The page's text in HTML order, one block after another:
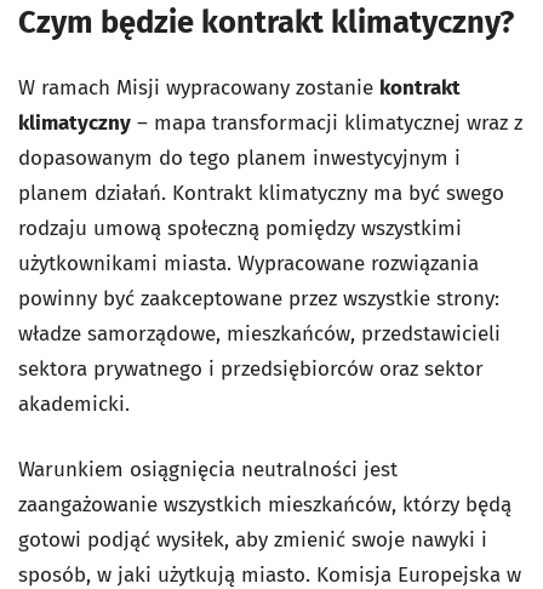
Czym będzie kontrakt klimatyczny?
W ramach Misji wypracowany zostanie kontrakt
klimatyczny – mapa transformacji klimatycznej wraz z
dopasowanym do tego planem inwestycyjnym i
planem działań. Kontrakt klimatyczny ma być swego
rodzaju umową społeczną pomiędzy wszystkimi
użytkownikami miasta. Wypracowane rozwiązania
powinny być zaakceptowane przez wszystkie strony:
władze samorządowe, mieszkańców, przedstawicieli
sektora prywatnego i przedsiębiorców oraz sektor
akademicki.
Warunkiem osiągnięcia neutralności jest
zaangażowanie wszystkich mieszkańców, którzy będą
gotowi podjąć wysiłek, aby zmienić swoje nawyki i
sposób, w jaki użytkują miasto. Komisja Europejska w